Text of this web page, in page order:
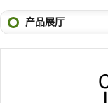
产品展厅